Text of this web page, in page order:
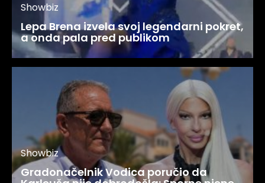
Showbiz
Lepa Brena izvela svoj legendarni pokret,
a onda pala pred publikom
Showbiz
Gradonačelnik Vodica poručio da